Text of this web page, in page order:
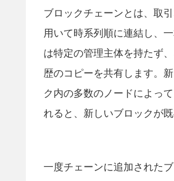
ブロックチェーンとは、取
用いて時系列順に連結し、
は特定の管理主体を持たず
歴のコピーを共有します。
ク内の多数のノードによっ
れると、新しいブロックが
一度チェーンに追加された